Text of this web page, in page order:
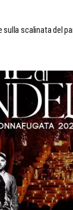
sulla scalinata del